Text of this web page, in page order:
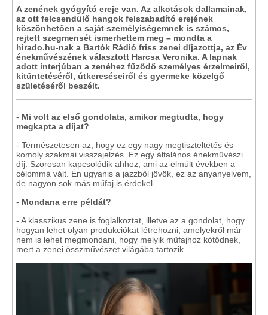
A zenének gyógyító ereje van. Az alkotások dallamainak,
az ott felcsendülő hangok felszabadító erejének
köszönhetően a saját személyiségemnek is számos,
rejtett szegmensét ismerhettem meg – mondta a
hirado.hu-nak a Bartók Rádió friss zenei díjazottja, az Év
énekművészének választott Harcsa Veronika. A lapnak
adott interjúban a zenéhez fűződő személyes érzelmeiről,
kitüntetéséről, útkereséseiről és gyermeke közelgő
születéséről beszélt.
- Mi volt az első gondolata, amikor megtudta, hogy
megkapta a díjat?
- Természetesen az, hogy ez egy nagy megtiszteltetés és
komoly szakmai visszajelzés. Ez egy általános énekművészi
díj. Szorosan kapcsolódik ahhoz, ami az elmúlt években a
célommá vált. Én ugyanis a jazzből jövök, ez az anyanyelvem,
de nagyon sok más műfaj is érdekel.
- Mondana erre példát?
- A klasszikus zene is foglalkoztat, illetve az a gondolat, hogy
hogyan lehet olyan produkciókat létrehozni, amelyekről már
nem is lehet megmondani, hogy melyik műfajhoz kötődnek,
mert a zenei összművészet világába tartozik.